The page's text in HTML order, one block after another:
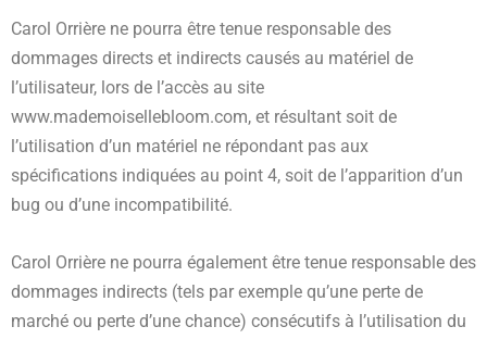
Carol Orrière ne pourra être tenue responsable des
dommages directs et indirects causés au matériel de
l’utilisateur, lors de l’accès au site
www.mademoisellebloom.com, et résultant soit de
l’utilisation d’un matériel ne répondant pas aux
spécifications indiquées au point 4, soit de l’apparition d’un
bug ou d’une incompatibilité.
Carol Orrière ne pourra également être tenue responsable des
dommages indirects (tels par exemple qu’une perte de
marché ou perte d’une chance) consécutifs à l’utilisation du